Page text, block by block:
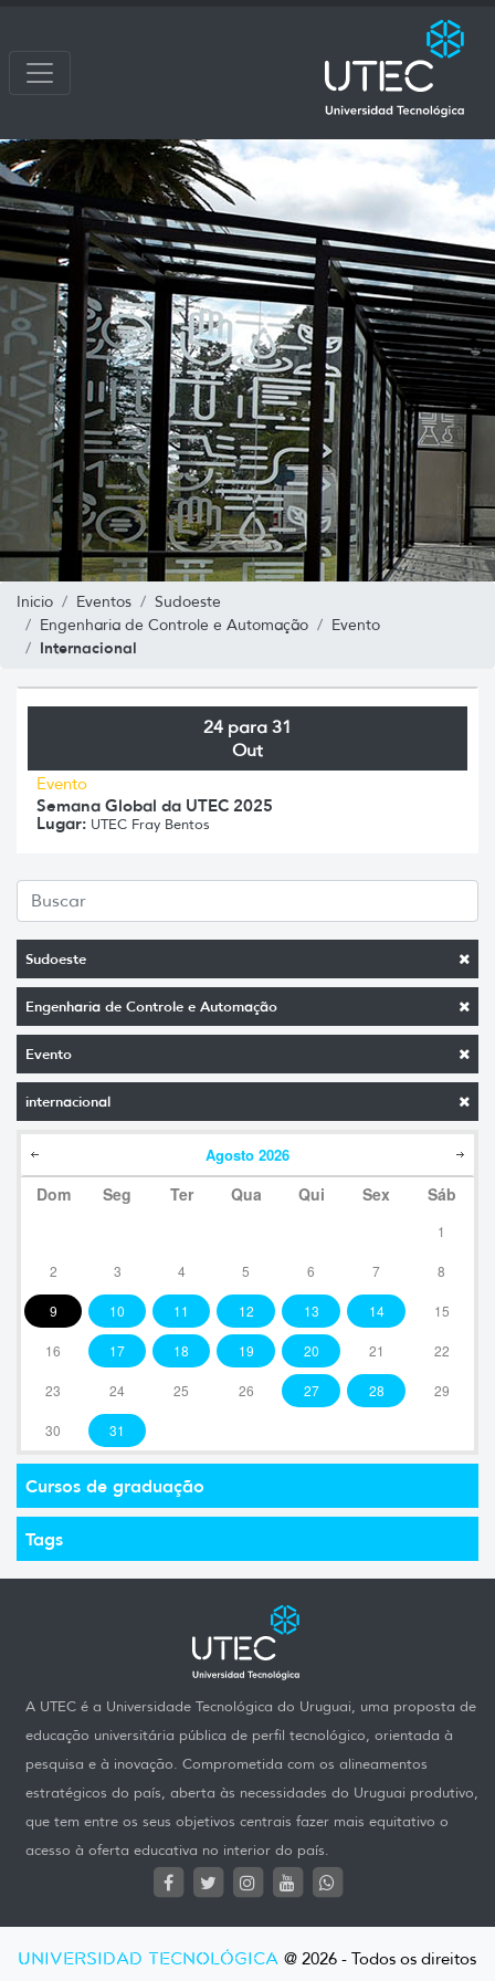
Inicio Eventos
Sudoeste
Engenharia de Controle e Automação
Evento
Internacional
Sudoeste
Engenharia de Controle e Automação
Evento
internacional
Agosto 2026
Dom Seg Ter Qua Qui Sex Sáb
1
2 3 4 5 6 7 8
9 10 11 12 13 14 15
16 17 18 19 20 21 22
23 24 25 26 27 28 29
30 31
Cursos de graduação
Tags
24 para 31
Out
Evento
Semana Global da UTEC 2025
Lugar: UTEC Fray Bentos
A UTEC é a Universidade Tecnológica do Uruguai, uma proposta de
educação universitária pública de perfil tecnológico, orientada à
pesquisa e à inovação. Comprometida com os alineamentos
estratégicos do país, aberta às necessidades do Uruguai produtivo,
que tem entre os seus objetivos centrais fazer mais equitativo o
acesso à oferta educativa no interior do país.
UNIVERSIDAD TECNOLÓGICA @ 2026 - Todos os direitos